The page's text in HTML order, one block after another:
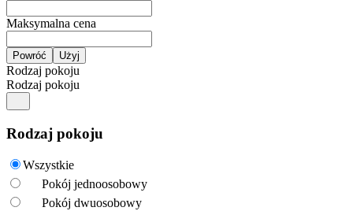
Maksymalna cena
Rodzaj pokoju
Rodzaj pokoju
Rodzaj pokoju
Wszystkie
Pokój jednoosobowy
Pokój dwuosobowy